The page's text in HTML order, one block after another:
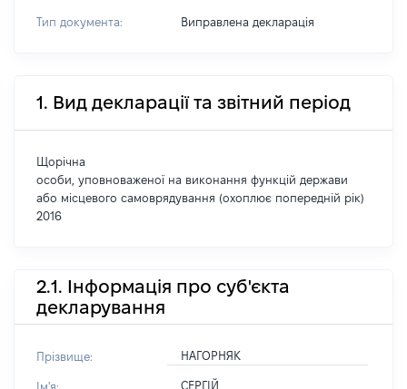
Тип документа: Виправлена декларація
1. Вид декларації та звітний період
Щорічна
особи, уповноваженої на виконання функцій держави
або місцевого самоврядування (охоплює попередній рік)
2016
2.1. Інформація про суб'єкта
декларування
Прізвище: НАГОРНЯК
Ім'я: СЕРГІЙ